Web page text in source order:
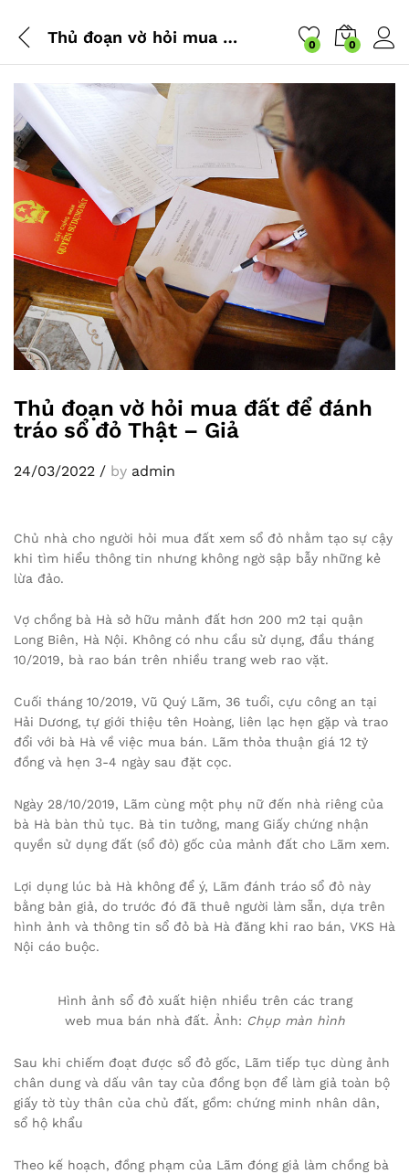
Thủ đoạn vờ hỏi mua đất để đánh tráo sổ đỏ Thật – Giả 0 0
Thủ đoạn vờ hỏi mua đất để đánh
tráo sổ đỏ Thật – Giả
24/03/2022 / by admin
Chủ nhà cho người hỏi mua đất xem sổ đỏ nhằm tạo sự cậy
khi tìm hiểu thông tin nhưng không ngờ sập bẫy những kẻ
lừa đảo.
Vợ chồng bà Hà sở hữu mảnh đất hơn 200 m2 tại quận
Long Biên, Hà Nội. Không có nhu cầu sử dụng, đầu tháng
10/2019, bà rao bán trên nhiều trang web rao vặt.
Cuối tháng 10/2019, Vũ Quý Lãm, 36 tuổi, cựu công an tại
Hải Dương, tự giới thiệu tên Hoàng, liên lạc hẹn gặp và trao
đổi với bà Hà về việc mua bán. Lãm thỏa thuận giá 12 tỷ
đồng và hẹn 3-4 ngày sau đặt cọc.
Ngày 28/10/2019, Lãm cùng một phụ nữ đến nhà riêng của
bà Hà bàn thủ tục. Bà tin tưởng, mang Giấy chứng nhận
quyền sử dụng đất (sổ đỏ) gốc của mảnh đất cho Lãm xem.
Lợi dụng lúc bà Hà không để ý, Lãm đánh tráo sổ đỏ này
bằng bản giả, do trước đó đã thuê người làm sẵn, dựa trên
hình ảnh và thông tin sổ đỏ bà Hà đăng khi rao bán, VKS Hà
Nội cáo buộc.
Hình ảnh sổ đỏ xuất hiện nhiều trên các trang
web mua bán nhà đất. Ảnh: Chụp màn hình
Sau khi chiếm đoạt được sổ đỏ gốc, Lãm tiếp tục dùng ảnh
chân dung và dấu vân tay của đồng bọn để làm giả toàn bộ
giấy tờ tùy thân của chủ đất, gồm: chứng minh nhân dân,
sổ hộ khẩu
Theo kế hoạch, đồng phạm của Lãm đóng giả làm chồng bà